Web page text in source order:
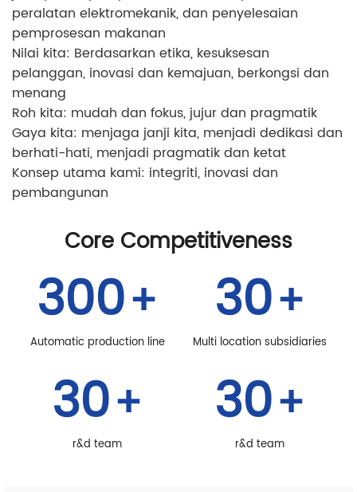
peralatan elektromekanik, dan penyelesaian
pemprosesan makanan
Nilai kita: Berdasarkan etika, kesuksesan
pelanggan, inovasi dan kemajuan, berkongsi dan
menang
Roh kita: mudah dan fokus, jujur dan pragmatik
Gaya kita: menjaga janji kita, menjadi dedikasi dan
berhati-hati, menjadi pragmatik dan ketat
Konsep utama kami: integriti, inovasi dan
pembangunan
Core Competitiveness
300+
Automatic production line
30+
Multi location subsidiaries
30+
r&d team
30+
r&d team